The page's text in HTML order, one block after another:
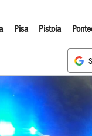
Pisa Pistoia